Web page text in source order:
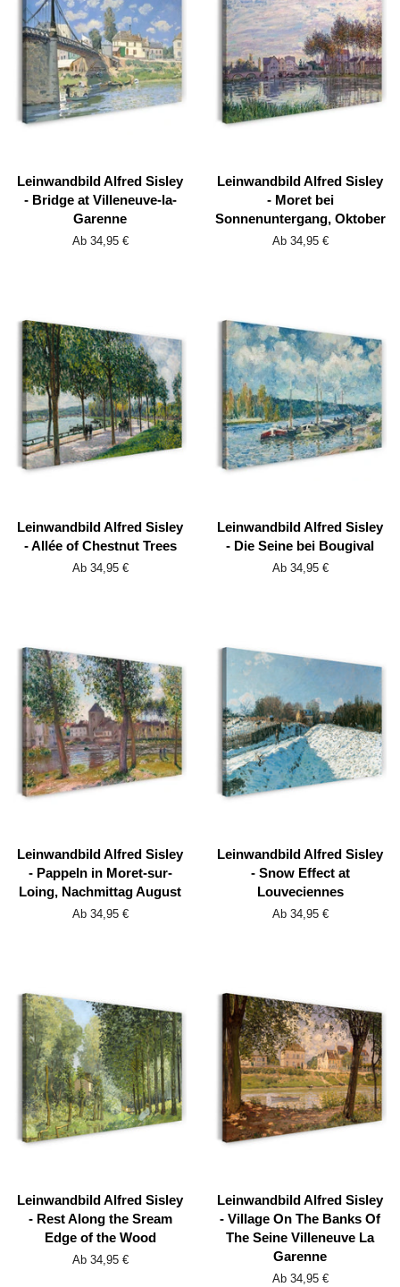
Leinwandbild Alfred Sisley
- Bridge at Villeneuve-la-
Garenne
Ab 34,95 €
Leinwandbild Alfred Sisley
- Moret bei
Sonnenuntergang, Oktober
Ab 34,95 €
Leinwandbild Alfred Sisley
- Allée of Chestnut Trees
Ab 34,95 €
Leinwandbild Alfred Sisley
- Die Seine bei Bougival
Ab 34,95 €
Leinwandbild Alfred Sisley
- Pappeln in Moret-sur-
Loing, Nachmittag August
Ab 34,95 €
Leinwandbild Alfred Sisley
- Snow Effect at
Louveciennes
Ab 34,95 €
Leinwandbild Alfred Sisley
- Rest Along the Sream
Edge of the Wood
Ab 34,95 €
Leinwandbild Alfred Sisley
- Village On The Banks Of
The Seine Villeneuve La
Garenne
Ab 34,95 €